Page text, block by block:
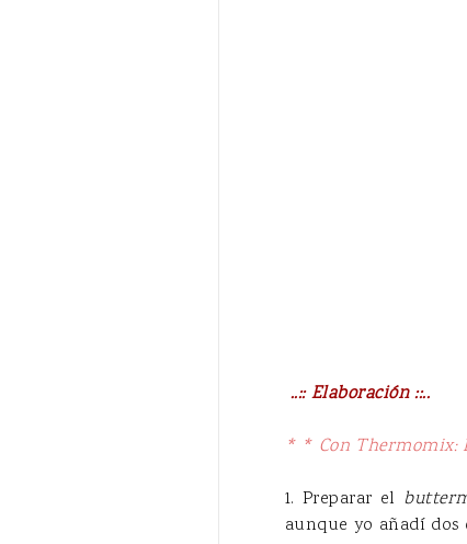
..:: Elaboración ::..
* * Con Thermomix:
1. Preparar el
aunque yo añadí dos